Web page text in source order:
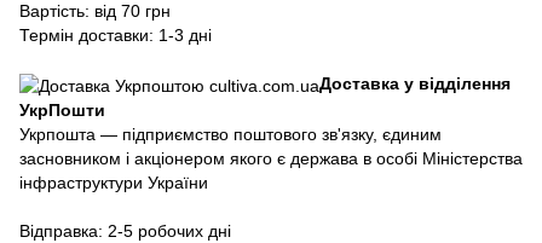
Вартість: від 70 грн
Термін доставки: 1-3 дні
Доставка у відділення
УкрПошти
Укрпошта — підприємство поштового зв'язку, єдиним
засновником і акціонером якого є держава в особі Міністерства
інфраструктури України
Відправка: 2-5 робочих дні